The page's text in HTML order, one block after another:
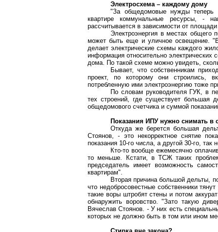
Электросхема – каждому дому
"За общедомовые нужды теперь
квартире коммунальные ресурсы, -
рассчитывается в зависимости от
Электроэнергия в местах общего
может быть еще и уличное освещение.
делает электрические схемы каждого
информация относительно
дома. По такой схеме можно увидеть,
Бывает, что собственникам
проект, по которому они строились,
потребленную ими электроэнергию тоже
По словам руководителя ГУК, в
тех строений, где существует большая
общедомового счетчика и суммой
Показания ИПУ нужно снимать в
Откуда же берется большая
Стоянов, - это некорректное снятие
показания 10-го числа, а другой 30-го,
Кто-то вообще ежемесячно
то меньше. Кстати, в ТСЖ таких
председатель имеет возможность
квартирам".
Вторая причина большой дельты,
что недобросовестные собственники
такие воры штробят стены и потом
обнаружить воровство. "Зато такую
Вячеслав Стоянов. - У них есть
которых не должно быть в том или ином